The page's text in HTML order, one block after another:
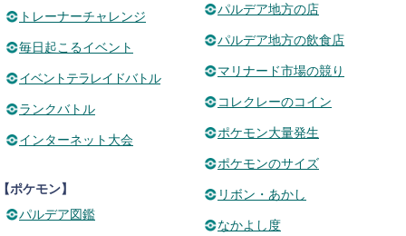
トレーナーチャレンジ
毎日起こるイベント
イベントテラレイドバトル
ランクバトル
インターネット大会
ポケモン】
パルデア図鑑
パルデア地方の店
パルデア地方の飲食店
マリナード市場の競り
コレクレーのコイン
ポケモン大量発生
ポケモンのサイズ
リボン・あかし
なかよし度